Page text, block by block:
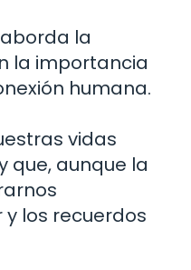
la
la importancia
humana.
vidas
que, aunque la
los recuerdos